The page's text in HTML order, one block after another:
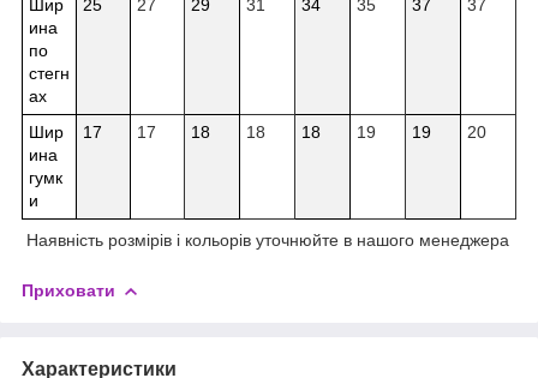
Шир
ина
по
стегн
ах
25 27 29 31 34 35 37 37
Шир
ина
гумк
и
17 17 18 18 18 19 19 20
Наявність розмірів і кольорів уточнюйте в нашого менеджера
Приховати
Характеристики